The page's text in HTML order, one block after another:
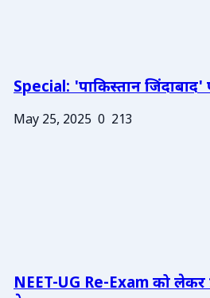
Special: 'पाकिस्तान जिंदाबाद'
May 25, 2025 0 213
NEET-UG Re-Exam को लेकर